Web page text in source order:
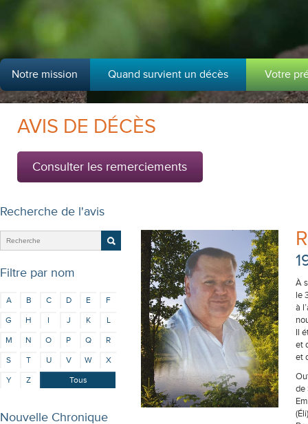
Notre mission Quand survient un décès Votre
AVIS DE DÉCÈS
Consulter les remerciements
Recherche de l'avis
Filtre par nom
A B C D E
F
G
H I J K
L
M
N O P Q
R
S
T U V W
X
Y
Z Tous
À
le
à
Il
et
et
de
Nouvelle Chronique